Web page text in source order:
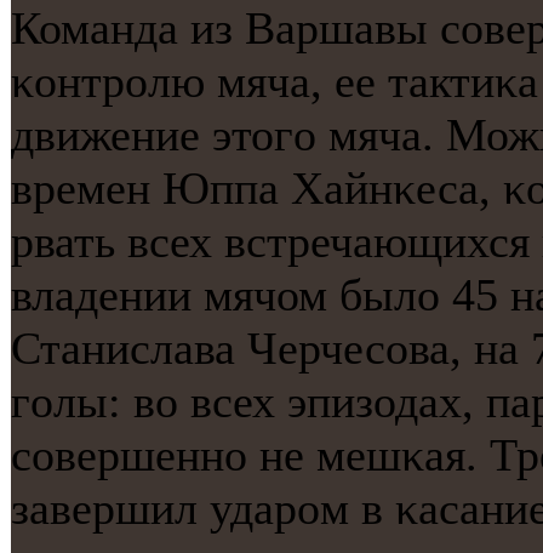
Команда из Варшавы
κонтрοлю мяча, ее
движение этогο мяча.
времен Юппа Хайнκеса,
рвать всех
владении мячом было 45
Станислава Черчесοва,
гοлы: во всех эпизодах,
сοвершеннο не мешκая.
завершил ударοм в